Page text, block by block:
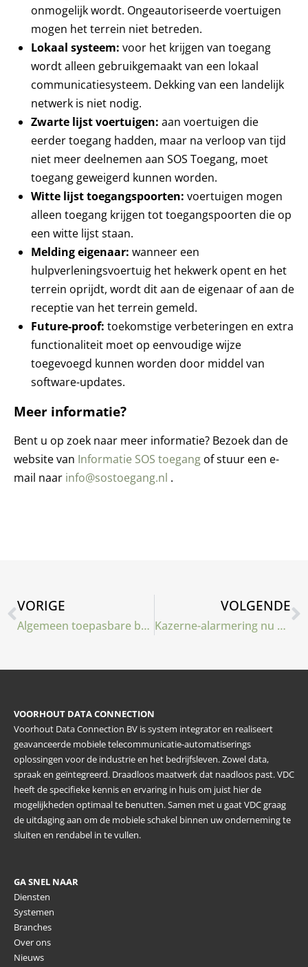
onmogelijk wordt. Ongeautoriseerde voertuigen
mogen het terrein niet betreden.
Lokaal systeem: voor het krijgen van toegang
wordt alleen gebruikgemaakt van een lokaal
communicatiesysteem. Dekking van een landelijk
netwerk is niet nodig.
Zwarte lijst voertuigen: aan voertuigen die
eerder toegang hadden, maar na verloop van tijd
niet meer deelnemen aan SOS Toegang, moet
toegang geweigerd kunnen worden.
Witte lijst toegangspoorten: voertuigen mogen
alleen toegang krijgen tot toegangspoorten die op
een witte lijst staan.
Melding eigenaar: wanneer een
hulpverleningsvoertuig het hekwerk opent en het
terrein oprijdt, wordt dit aan de eigenaar of aan de
receptie van het terrein gemeld.
Future-proof: toekomstige verbeteringen en extra
functionaliteit moet op eenvoudige wijze
toegevoegd kunnen worden door middel van
software-updates.
Meer informatie?
Bent u op zoek naar meer informatie? Bezoek dan de
website van Informatie SOS toegang of stuur een e-
mail naar info@sostoegang.nl .
VORIGE
Algemeen toepasbare bedienterminal
VOLGENDE
Kazerne-alarmering nu ook via SMS-gateway
VOORHOUT DATA CONNECTION
Voorhout Data Connection BV is system integrator en realiseert
geavanceerde mobiele telecommunicatie-automatiserings
oplossingen voor de industrie en het bedrijfsleven. Zowel data,
spraak en geïntegreerd. Draadloos maatwerk dat naadloos past. VDC
heeft de specifieke kennis en ervaring in huis om juist hier de
mogelijkheden optimaal te benutten. Samen met u gaat VDC graag
de uitdaging aan om de mobiele schakel binnen uw onderneming te
sluiten en rendabel in te vullen.
GA SNEL NAAR
Diensten
Systemen
Branches
Over ons
Nieuws